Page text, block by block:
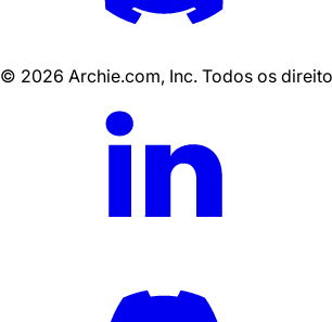
© 2026 Archie.com, Inc. Todos os